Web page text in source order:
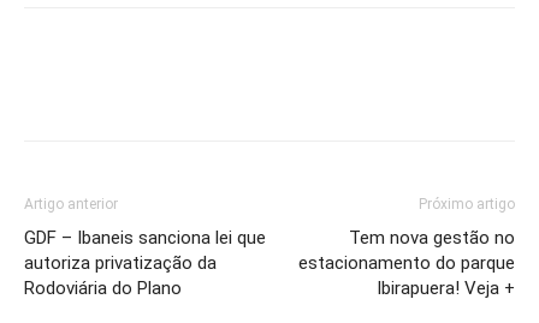
Artigo anterior
GDF – Ibaneis sanciona lei que
autoriza privatização da
Rodoviária do Plano
Próximo artigo
Tem nova gestão no
estacionamento do parque
Ibirapuera! Veja +